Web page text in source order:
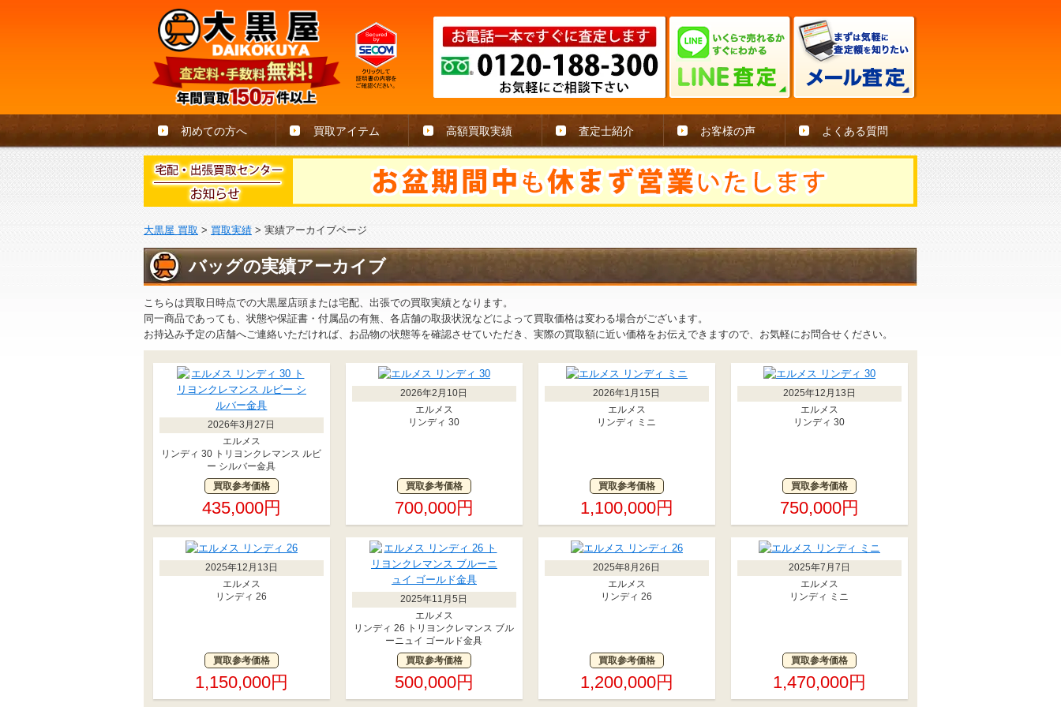
初めての方へ 買取アイテム 高額買取実績 査定士紹介 お客様の声 よくある質問
大黒屋 買取 > 買取実績 > 実績アーカイブページ
バッグの実績アーカイブ
こちらは買取日時点での大黒屋店頭または宅配、出張での買取実績となります。
同一商品であっても、状態や保証書・付属品の有無、各店舗の取扱状況などによって買取価格は変わる場合がございます。
お持込み予定の店舗へご連絡いただければ、お品物の状態等を確認させていただき、実際の買取額に近い価格をお伝えできますので、お気軽にお問合せください。
2026年3月27日
エルメス
リンディ 30 トリヨンクレマンス ルビ
ー シルバー金具
買取参考価格
435,000円
2026年2月10日
エルメス
リンディ 30
買取参考価格
700,000円
2026年1月15日
エルメス
リンディ ミニ
買取参考価格
1,100,000円
2025年12月13日
エルメス
リンディ 30
買取参考価格
750,000円
2025年12月13日
エルメス
リンディ 26
買取参考価格
1,150,000円
2025年11月5日
エルメス
リンディ 26 トリヨンクレマンス ブル
ーニュイ ゴールド金具
買取参考価格
500,000円
2025年8月26日
エルメス
リンディ 26
買取参考価格
1,200,000円
2025年7月7日
エルメス
リンディ ミニ
買取参考価格
1,470,000円